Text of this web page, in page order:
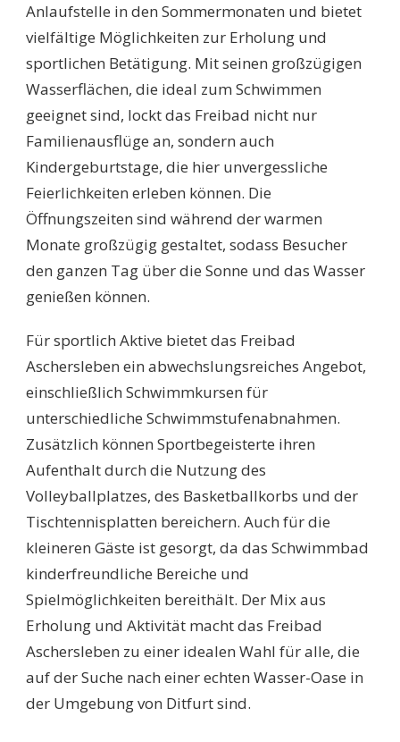
Anlaufstelle in den Sommermonaten und bietet
vielfältige Möglichkeiten zur Erholung und
sportlichen Betätigung. Mit seinen großzügigen
Wasserflächen, die ideal zum Schwimmen
geeignet sind, lockt das Freibad nicht nur
Familienausflüge an, sondern auch
Kindergeburtstage, die hier unvergessliche
Feierlichkeiten erleben können. Die
Öffnungszeiten sind während der warmen
Monate großzügig gestaltet, sodass Besucher
den ganzen Tag über die Sonne und das Wasser
genießen können.
Für sportlich Aktive bietet das Freibad
Aschersleben ein abwechslungsreiches Angebot,
einschließlich Schwimmkursen für
unterschiedliche Schwimmstufenabnahmen.
Zusätzlich können Sportbegeisterte ihren
Aufenthalt durch die Nutzung des
Volleyballplatzes, des Basketballkorbs und der
Tischtennisplatten bereichern. Auch für die
kleineren Gäste ist gesorgt, da das Schwimmbad
kinderfreundliche Bereiche und
Spielmöglichkeiten bereithält. Der Mix aus
Erholung und Aktivität macht das Freibad
Aschersleben zu einer idealen Wahl für alle, die
auf der Suche nach einer echten Wasser-Oase in
der Umgebung von Ditfurt sind.